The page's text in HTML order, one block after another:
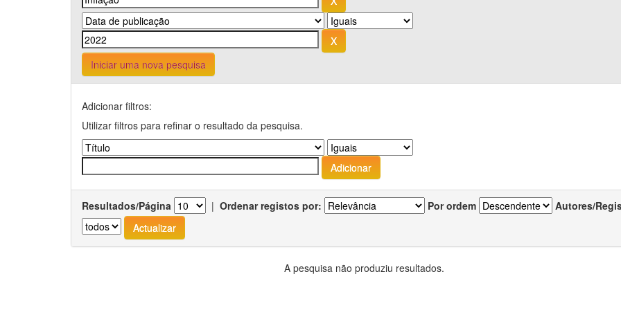
Iniciar uma nova pesquisa
Adicionar filtros:
Utilizar filtros para refinar o resultado da pesquisa.
Resultados/Página | Ordenar registos por: Por ordem Autores/
A pesquisa não produziu resultados.